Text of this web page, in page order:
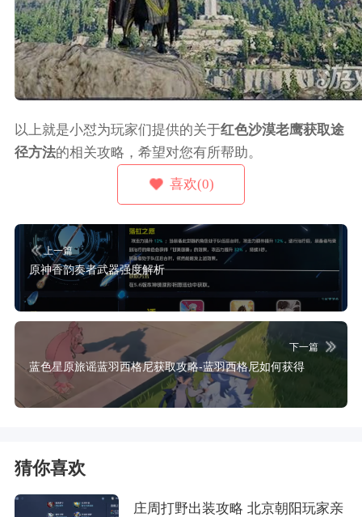
以上就是小怼为玩家们提供的关于红色沙漠老鹰获取途
径方法的相关攻略，希望对您有所帮助。
喜欢(0)
上一篇
原神香韵奏者武器强度解析
下一篇
蓝色星原旅谣蓝羽西格尼获取攻略-蓝羽西格尼如何获得
猜你喜欢
庄周打野出装攻略 北京朝阳玩家亲